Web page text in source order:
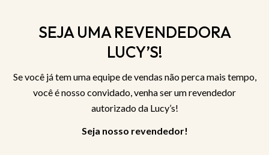
SEJA UMA REVENDEDORA
LUCY’S!
Se você já tem uma equipe de vendas não perca mais tempo,
você é nosso convidado, venha ser um revendedor
autorizado da Lucy’s!
Seja nosso revendedor!